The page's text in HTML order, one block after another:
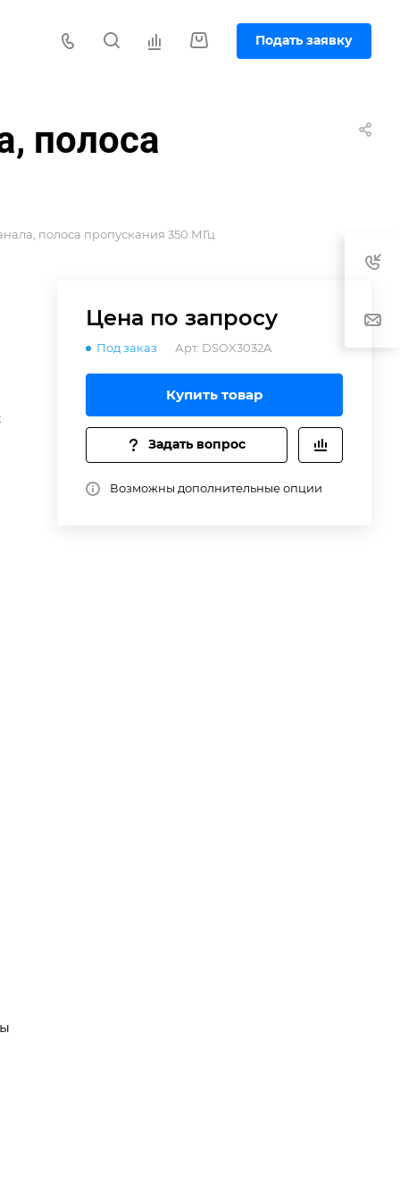
Подать заявку
полоса
полоса пропускания 350 МГц
Цена по запросу
Под заказ Арт. DSOX3032A
Купить товар
Задать вопрос
Возможны дополнительные опции